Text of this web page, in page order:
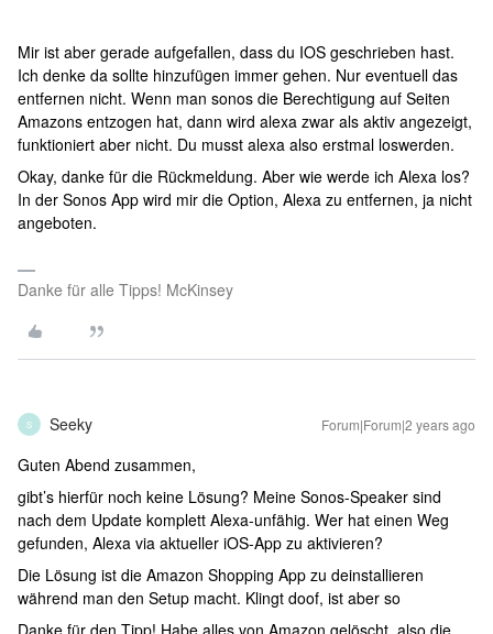
Mir ist aber gerade aufgefallen, dass du IOS geschrieben hast.
Ich denke da sollte hinzufügen immer gehen. Nur eventuell das
entfernen nicht. Wenn man sonos die Berechtigung auf Seiten
Amazons entzogen hat, dann wird alexa zwar als aktiv angezeigt,
funktioniert aber nicht. Du musst alexa also erstmal loswerden.
Okay, danke für die Rückmeldung. Aber wie werde ich Alexa los?
In der Sonos App wird mir die Option, Alexa zu entfernen, ja nicht
angeboten.
Danke für alle Tipps! McKinsey
S Seeky Forum|Forum|2 years ago
Guten Abend zusammen,
gibt’s hierfür noch keine Lösung? Meine Sonos-Speaker sind
nach dem Update komplett Alexa-unfähig. Wer hat einen Weg
gefunden, Alexa via aktueller iOS-App zu aktivieren?
Die Lösung ist die Amazon Shopping App zu deinstallieren
während man den Setup macht. Klingt doof, ist aber so
Danke für den Tipp! Habe alles von Amazon gelöscht, also die